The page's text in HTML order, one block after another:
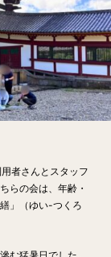
者さんとスタッフ
らの会は、年齢・
」（ゆい-つくろ